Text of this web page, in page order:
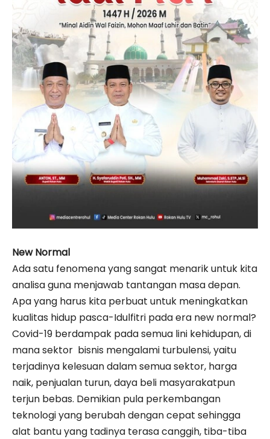
New Normal
Ada satu fenomena yang sangat menarik untuk kita
analisa guna menjawab tantangan masa depan.
Apa yang harus kita perbuat untuk meningkatkan
kualitas hidup pasca-Idulfitri pada era new normal?
Covid-19 berdampak pada semua lini kehidupan, di
mana sektor bisnis mengalami turbulensi, yaitu
terjadinya kelesuan dalam semua sektor, harga
naik, penjualan turun, daya beli masyarakatpun
terjun bebas. Demikian pula perkembangan
teknologi yang berubah dengan cepat sehingga
alat bantu yang tadinya terasa canggih, tiba-tiba